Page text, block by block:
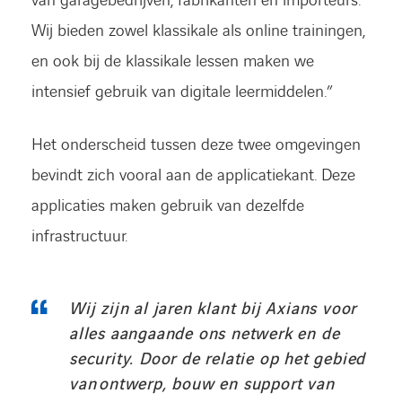
Wij bieden zowel klassikale als online trainingen,
en ook bij de klassikale lessen maken we
intensief gebruik van digitale leermiddelen.”
Het onderscheid tussen deze twee omgevingen
bevindt zich vooral aan de applicatiekant. Deze
applicaties maken gebruik van dezelfde
infrastructuur.
Wij zijn al jaren klant bij Axians voor
alles aangaande ons netwerk en de
security. Door de relatie op het gebied
van ontwerp, bouw en support van